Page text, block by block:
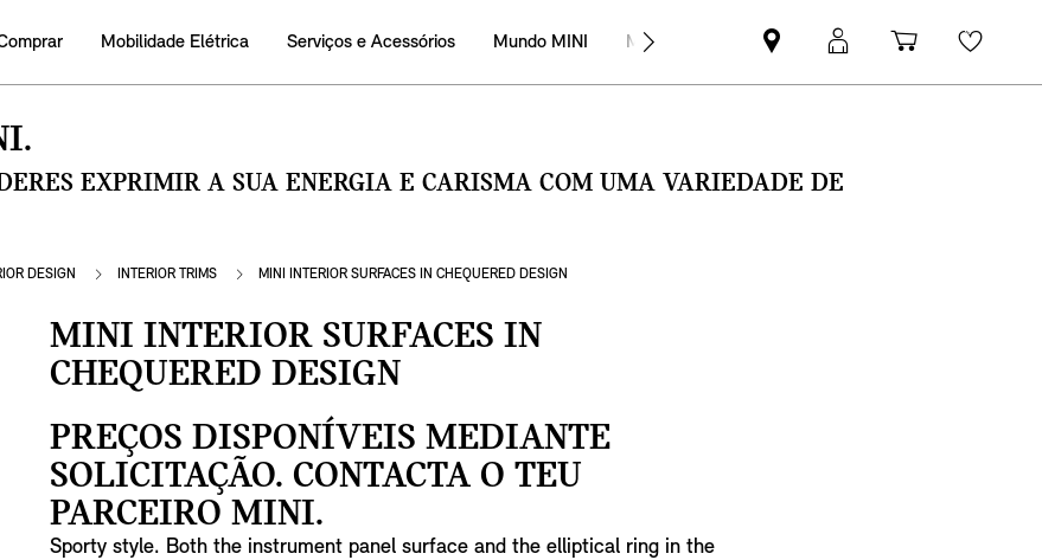
Mobilidade Elétrica Serviços e Acessórios Mundo MINI MINI Empresas
Pesquisar
parceiro
Iniciar
sessão
Carrinho
de
EXPRIMIR A SUA ENERGIA E CARISMA COM UMA VARIEDADE DE
DESIGN INTERIOR TRIMS MINI INTERIOR SURFACES IN CHEQUERED DESIGN
MINI INTERIOR SURFACES IN
CHEQUERED DESIGN
PREÇOS DISPONÍVEIS MEDIANTE
SOLICITAÇÃO. CONTACTA O TEU
PARCEIRO MINI.
Sporty style. Both the instrument panel surface and the elliptical ring in the